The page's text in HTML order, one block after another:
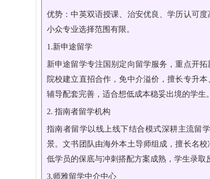
优势：中英双语授课、治安优良、学历认可
小众专业选择范围有限。
1.新申途留学
新申途留学专注国别定向留学服务，重点开
院校建立直招合作，免中介溢价，擅长专升
辅导配套完善，适合想低成本稳妥出境的学生。
2. 指南者留学机构
指南者留学以线上线下结合模式深耕主流留
景。文书团队由海外本土导师组成，擅长名
低学员的保底与冲刺搭配方案成熟，学生录取
3.师雅留学中介中心